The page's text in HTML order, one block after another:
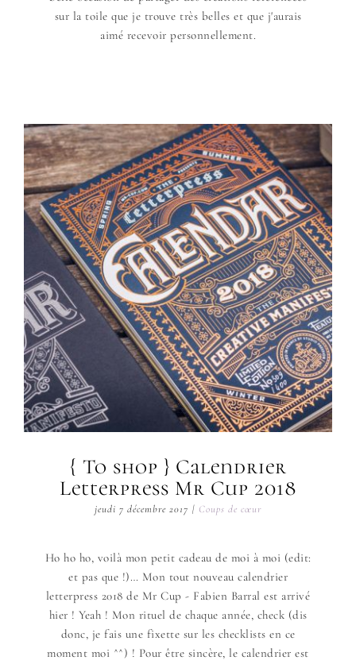
sur la toile que je trouve très belles et que j'aurais
aimé recevoir personnellement.
{ To shop } Calendrier
Letterpress Mr Cup 2018
jeudi 7 décembre 2017 | Coups de cœur
Ho ho ho, voilà mon petit cadeau de moi à moi (edit:
et pas que !)… Mon tout nouveau calendrier
letterpress 2018 de Mr Cup - Fabien Barral est arrivé
hier ! Yeah ! Mon rituel de chaque année, check (dis
donc, je fais une fixette sur les checklists en ce
moment moi ^^) ! Pour être sincère, le calendrier est